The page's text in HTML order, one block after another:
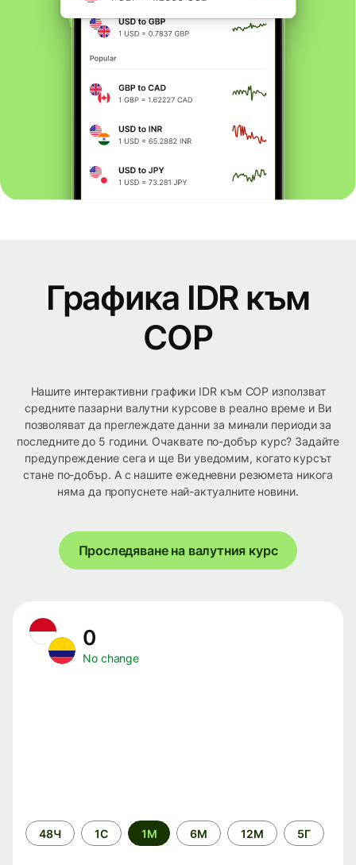
Графика IDR към
COP
Нашите интерактивни графики IDR към COP използват
средните пазарни валутни курсове в реално време и Ви
позволяват да преглеждате данни за минали периоди за
последните до 5 години. Очаквате по-добър курс? Задайте
предупреждение сега и ще Ви уведомим, когато курсът
стане по-добър. А с нашите ежедневни резюмета никога
няма да пропуснете най-актуалните новини.
Проследяване на валутния курс
0
No change
Time
period
48Ч 1С 1М 6М 12М 5Г